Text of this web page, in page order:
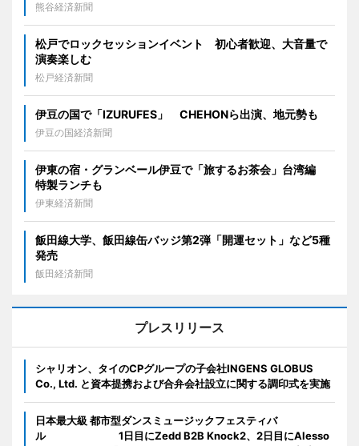
熊谷経済新聞
松戸でロックセッションイベント 初心者歓迎、大音量で
演奏楽しむ
松戸経済新聞
伊豆の国で「IZURUFES」 CHEHONら出演、地元勢も
伊豆の国経済新聞
伊東の宿・グランベール伊豆で「旅するお茶会」台湾編
特製ランチも
伊東経済新聞
飯田線大学、飯田線缶バッジ第2弾「開運セット」など5種
発売
飯田経済新聞
プレスリリース
シャリオン、タイのCPグループの子会社INGENS GLOBUS
Co., Ltd. と資本提携および合弁会社設立に関する調印式を実施
日本最大級 都市型ダンスミュージックフェスティバ
ル 1日目にZedd B2B Knock2、2日目にAlesso